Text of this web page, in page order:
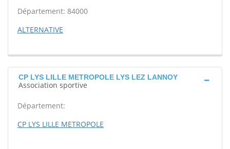
Département: 84000
ALTERNATIVE
CP LYS LILLE METROPOLE LYS LEZ LANNOY
Association sportive
Département:
CP LYS LILLE METROPOLE